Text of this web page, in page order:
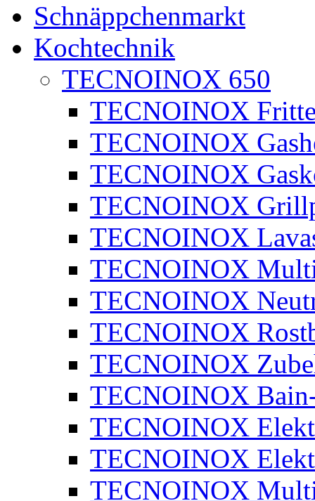
Schnäppchenmarkt
Kochtechnik
TECNOINOX 650
TECNOINOX
TECNOINOX
TECNOINOX
TECNOINOX
TECNOINOX
TECNOINOX
TECNOINOX
TECNOINOX
TECNOINOX
TECNOINOX
TECNOINOX
TECNOINOX
TECNOINOX